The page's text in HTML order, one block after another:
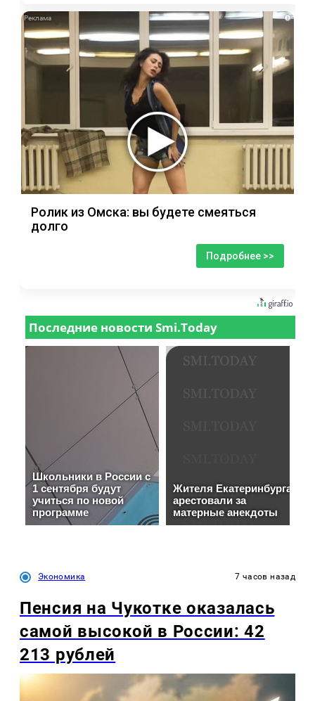
i
Ролик из Омска: вы будете смеяться
долго
Подробнее >>
Экономика 7 часов назад
Пенсия на Чукотке оказалась
самой высокой в России: 42
213 рублей